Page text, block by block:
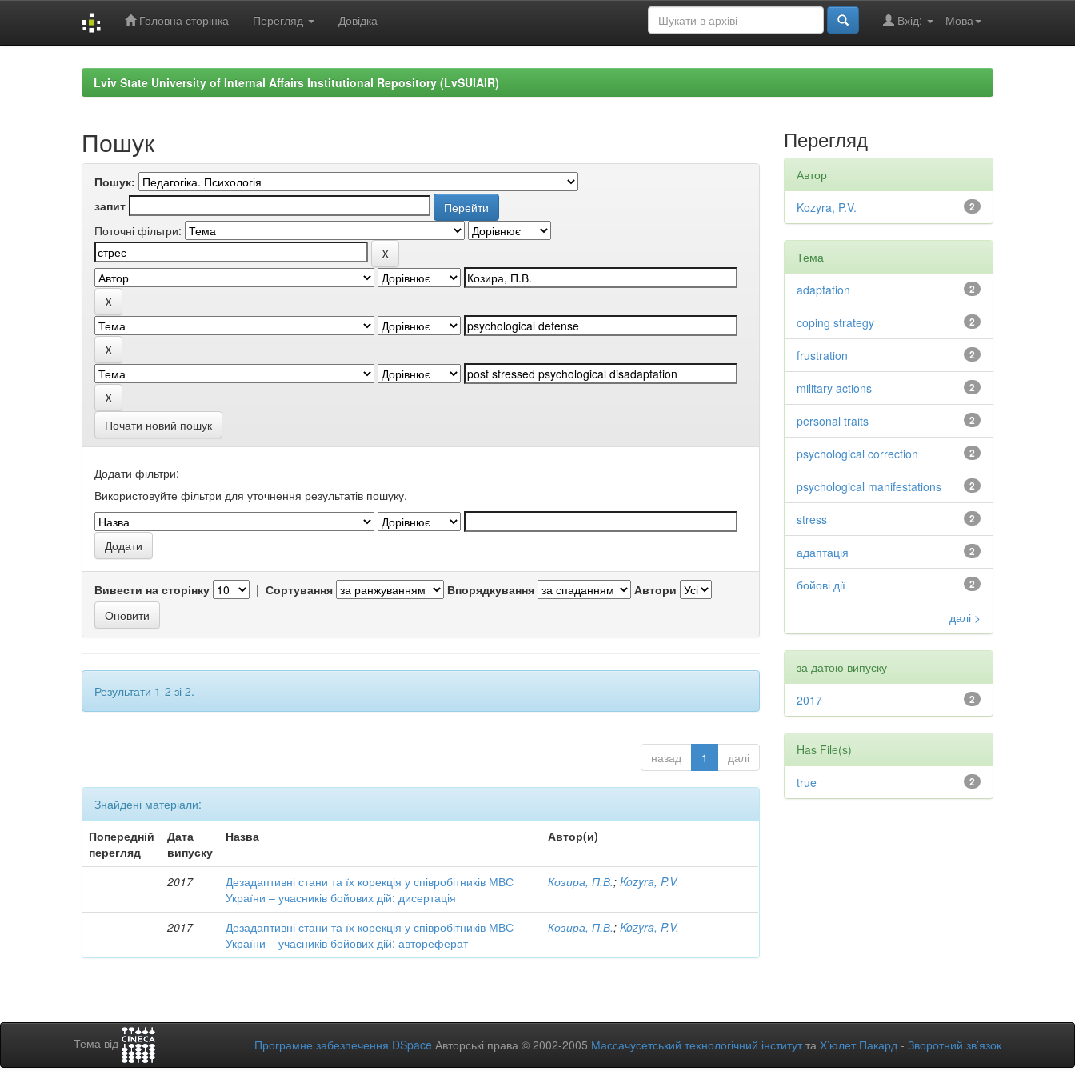
Головна сторінка Перегляд Довідка Мова
Вхід:
Lviv State University of Internal Affairs Institutional Repository (LvSUIAIR)
Пошук
Пошук:
запит
Поточні фільтри:
Почати новий пошук
Додати фільтри:
Використовуйте фільтри для уточнення результатів пошуку.
Вивести на сторінку | Сортування Впорядкування Автори
Результати 1-2 зі 2.
назад 1 далі
Знайдені матеріали:
Попередній
перегляд
Дата
випуску
Назва Автор(и)
2017
Дезадаптивні стани та їх корекція у співробітників МВС
України – учасників бойових дій: дисертація
Козира, П.В.;Kozyra, P.V.
2017
Дезадаптивні стани та їх корекція у співробітників МВС
України – учасників бойових дій: автореферат
Козира, П.В.;Kozyra, P.V.
Перегляд
Автор
2
Kozyra, P.V.
Тема
2
adaptation
2
coping strategy
2
frustration
2
military actions
2
personal traits
2
psychological correction
2
psychological manifestations
2
stress
2
адаптація
2
бойові дії
далі >
за датою випуску
2
2017
Has File(s)
2
true
Тема від Програмне забезпечення DSpace Авторські права © 2002-2005 Массачусетський технологічний інститутта Х’юлет Пакард - Зворотний зв’язок